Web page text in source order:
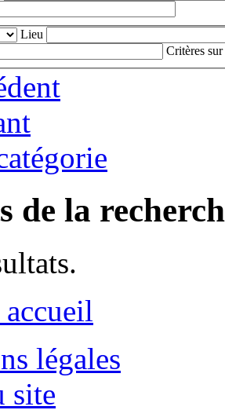
Lieu
Critères sur
de la
légales
site